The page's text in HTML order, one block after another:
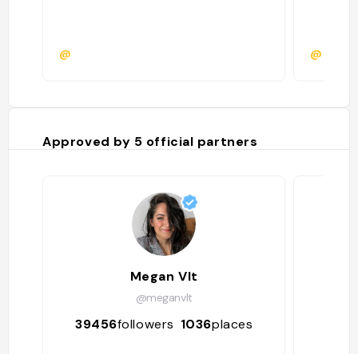
@
Approved by 5 official partners
Megan Vlt
@meganvlt
39456followers 1036places